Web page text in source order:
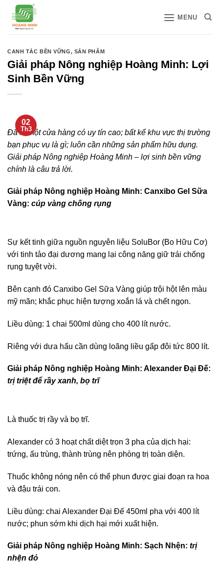
qua
MENU
CANH TÁC BỀN VỮNG, SẢN PHẨM
Giải pháp Nông nghiệp Hoàng Minh: Lợi
Sinh Bền Vững
02
Th3
Đã là một cửa hàng có uy tín cao; bất kể khu vực thị trường
bạn phục vụ là gì; luôn cần những sản phẩm hữu dụng.
Giải pháp Nông nghiệp Hoàng Minh – lợi sinh bền vững
chính là câu trả lời.
Giải pháp Nông nghiệp Hoàng Minh: Canxibo Gel Sữa
Vàng: cúp vàng chống rụng
Sự kết tinh giữa nguồn nguyên liệu SoluBor (Bo Hữu Cơ)
với tinh tảo đại dương mang lại công năng giữ trái chống
rụng tuyệt vời.
Bên cạnh đó Canxibo Gel Sữa Vàng giúp trội hột lên màu
mỹ mãn; khắc phục hiện tượng xoắn lá và chết ngọn.
Liều dùng: 1 chai 500ml dùng cho 400 lít nước.
Riêng với dưa hấu cần dùng loãng liều gấp đôi tức 800 lít.
Giải pháp Nông nghiệp Hoàng Minh: Alexander Đại Đế:
trị triệt để rầy xanh, bọ trĩ
Là thuốc trị rầy và bọ trĩ.
Alexander có 3 hoạt chất diệt trọn 3 pha của dịch hại:
trứng, ấu trùng, thành trùng nên phòng trị toàn diện.
Thuốc không nóng nên có thể phun được giai đoạn ra hoa
và đậu trái con.
Liều dùng: chai Alexander Đại Đế 450ml pha với 400 lít
nước; phun sớm khi dịch hại mới xuất hiện.
Giải pháp Nông nghiệp Hoàng Minh: Sạch Nhện: trị
nhện đỏ